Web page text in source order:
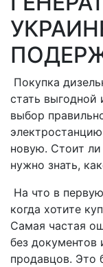
Покупка
стать выгодной
выбор
новую. Стоит ли
нужно знать,
На что в
когда хотите
Самая частая
без документов
продавцов. Это